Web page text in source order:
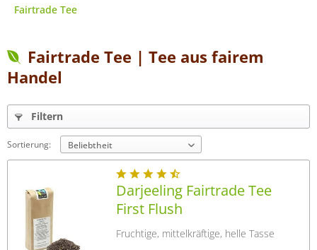
Fairtrade Tee
Fairtrade Tee | Tee aus fairem
Handel
Filtern
Sortierung:
Darjeeling Fairtrade Tee
First Flush
Fruchtige, mittelkräftige, helle Tasse